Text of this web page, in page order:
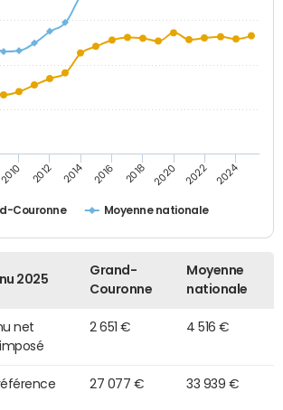
Couronne Moyenne nationale
2010 2012 2014 2016 2018 2020 2022 2024
2025
Grand-
Couronne
Moyenne
nationale
net
2 651 € 4 516 €
27 077 € 33 939 €